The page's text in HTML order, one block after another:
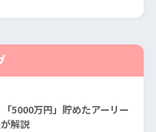
5000万円」貯めたアーリー
解説